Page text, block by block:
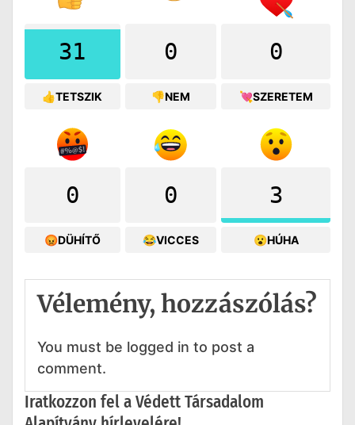
31
👍TETSZIK
0
👎NEM
0
💘SZERETEM
0
😡DÜHÍTŐ
0
😂VICCES
3
😮HÚHA
Vélemény, hozzászólás?
You must be logged in to post a
comment.
Iratkozzon fel a Védett Társadalom